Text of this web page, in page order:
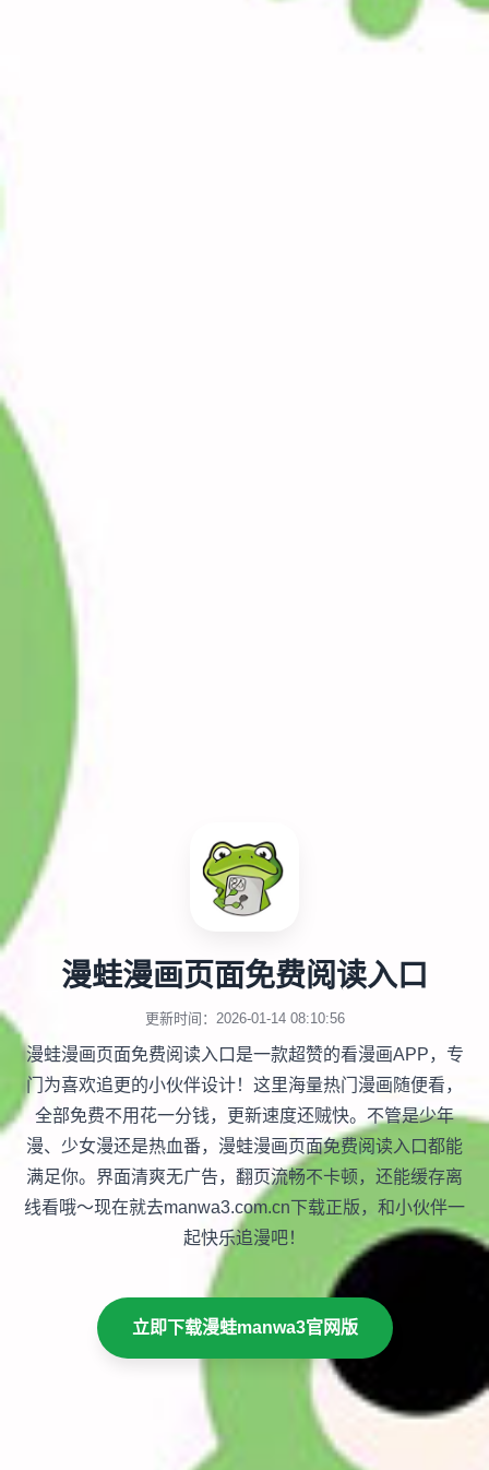
漫蛙漫画页面免费阅读入口
更新时间：2026-01-14 08:10:56
漫蛙漫画页面免费阅读入口是一款超赞的看漫画APP，专
门为喜欢追更的小伙伴设计！这里海量热门漫画随便看，
全部免费不用花一分钱，更新速度还贼快。不管是少年
漫、少女漫还是热血番，漫蛙漫画页面免费阅读入口都能
满足你。界面清爽无广告，翻页流畅不卡顿，还能缓存离
线看哦～现在就去manwa3.com.cn下载正版，和小伙伴一
起快乐追漫吧！
立即下载漫蛙manwa3官网版